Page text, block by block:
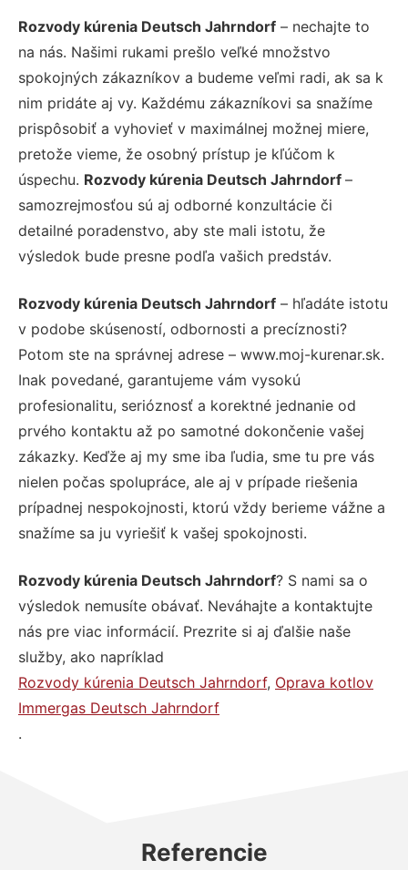
Rozvody kúrenia Deutsch Jahrndorf – nechajte to
na nás. Našimi rukami prešlo veľké množstvo
spokojných zákazníkov a budeme veľmi radi, ak sa k
nim pridáte aj vy. Každému zákazníkovi sa snažíme
prispôsobiť a vyhovieť v maximálnej možnej miere,
pretože vieme, že osobný prístup je kľúčom k
úspechu. Rozvody kúrenia Deutsch Jahrndorf –
samozrejmosťou sú aj odborné konzultácie či
detailné poradenstvo, aby ste mali istotu, že
výsledok bude presne podľa vašich predstáv.
Rozvody kúrenia Deutsch Jahrndorf – hľadáte istotu
v podobe skúseností, odbornosti a precíznosti?
Potom ste na správnej adrese – www.moj-kurenar.sk.
Inak povedané, garantujeme vám vysokú
profesionalitu, serióznosť a korektné jednanie od
prvého kontaktu až po samotné dokončenie vašej
zákazky. Keďže aj my sme iba ľudia, sme tu pre vás
nielen počas spolupráce, ale aj v prípade riešenia
prípadnej nespokojnosti, ktorú vždy berieme vážne a
snažíme sa ju vyriešiť k vašej spokojnosti.
Rozvody kúrenia Deutsch Jahrndorf? S nami sa o
výsledok nemusíte obávať. Neváhajte a kontaktujte
nás pre viac informácií. Prezrite si aj ďalšie naše
služby, ako napríklad
Rozvody kúrenia Deutsch Jahrndorf, Oprava kotlov
Immergas Deutsch Jahrndorf
.
Referencie